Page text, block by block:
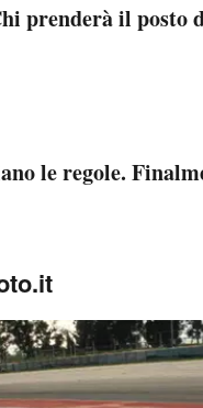
prenderà il posto
le regole.